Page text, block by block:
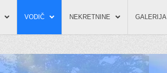
VODIČ NEKRETNINE GALERIJA